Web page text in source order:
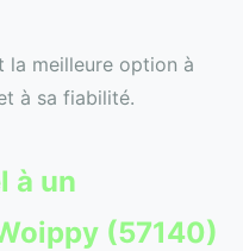
la meilleure option à
à sa fiabilité.
à un
(57140)